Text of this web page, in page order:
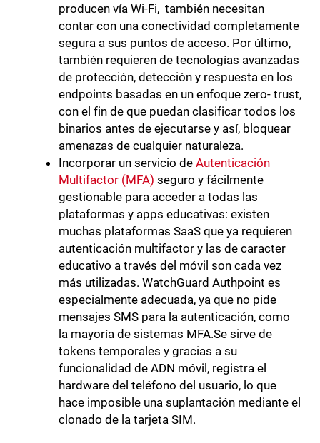
producen vía Wi-Fi, también necesitan
contar con una conectividad completamente
segura a sus puntos de acceso. Por último,
también requieren de tecnologías avanzadas
de protección, detección y respuesta en los
endpoints basadas en un enfoque zero- trust,
con el fin de que puedan clasificar todos los
binarios antes de ejecutarse y así, bloquear
amenazas de cualquier naturaleza.
Incorporar un servicio de Autenticación
Multifactor (MFA) seguro y fácilmente
gestionable para acceder a todas las
plataformas y apps educativas: existen
muchas plataformas SaaS que ya requieren
autenticación multifactor y las de caracter
educativo a través del móvil son cada vez
más utilizadas. WatchGuard Authpoint es
especialmente adecuada, ya que no pide
mensajes SMS para la autenticación, como
la mayoría de sistemas MFA.Se sirve de
tokens temporales y gracias a su
funcionalidad de ADN móvil, registra el
hardware del teléfono del usuario, lo que
hace imposible una suplantación mediante el
clonado de la tarjeta SIM.